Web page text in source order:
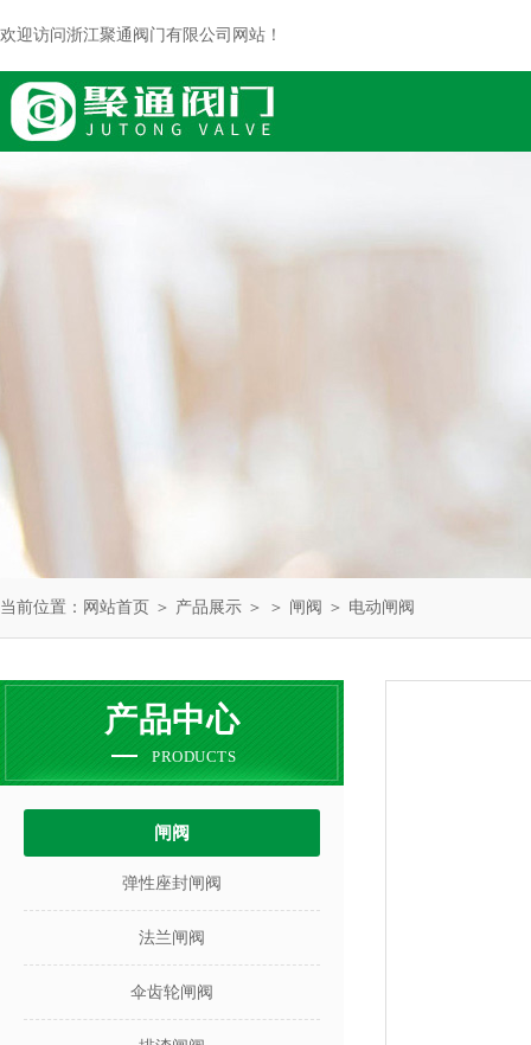
欢迎访问浙江聚通阀门有限公司网站！
当前位置： 网站首页 ＞ 产品展示 ＞ ＞ 闸阀 ＞ 电动闸阀
产品中心
PRODUCTS
闸阀
弹性座封闸阀
法兰闸阀
伞齿轮闸阀